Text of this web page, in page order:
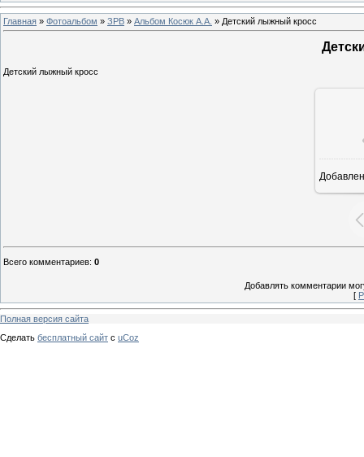
Главная » Фотоальбом » ЗРВ » Альбом Косюк А.А. » Детский лыжный кросс
Детский лыжный кросс
Всего комментариев: 0
Добавлять комментарии
[
Полная версия сайта
Сделать бесплатный сайт с uCoz